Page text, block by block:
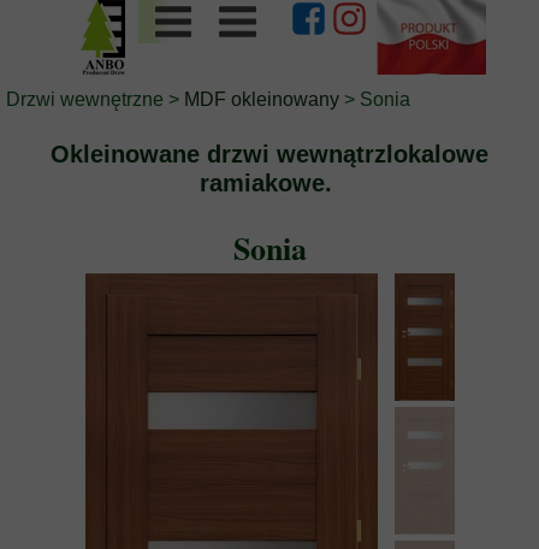
Drzwi wewnętrzne > MDF okleinowany > Sonia
Okleinowane drzwi wewnątrzlokalowe
ramiakowe.
Sonia